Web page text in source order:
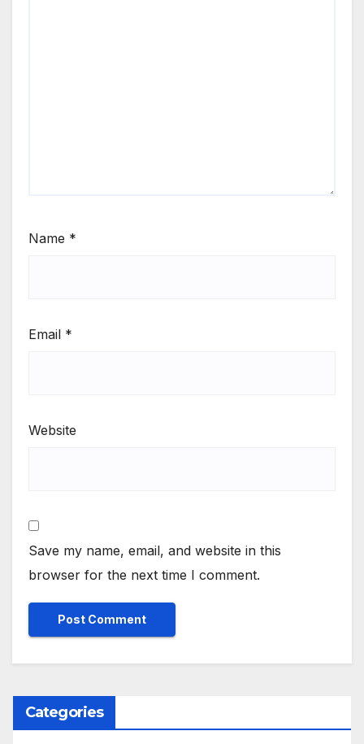
Name *
Email *
Website
Save my name, email, and website in this
browser for the next time I comment.
Categories